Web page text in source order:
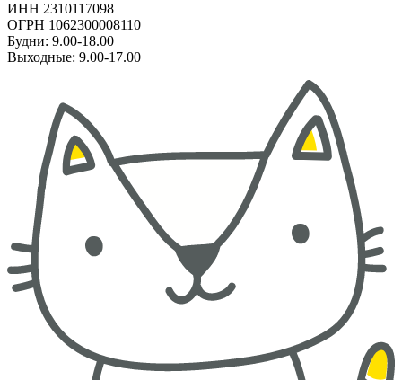
ИНН 2310117098
ОГРН 1062300008110
Будни: 9.00-18.00
Выходные: 9.00-17.00